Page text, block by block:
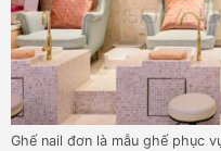
Ghế nail đơn là mẫu ghế phục